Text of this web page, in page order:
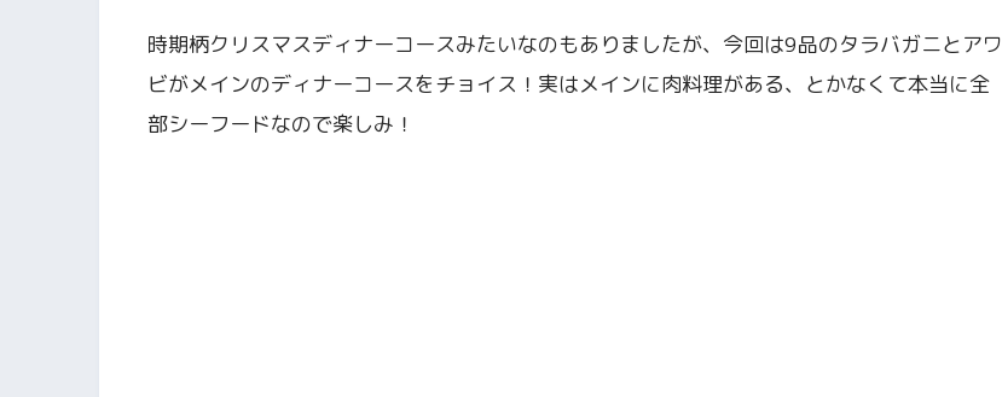
時期柄クリスマスディナーコースみたいなのもありましたが、今回は9品のタラバガニとアワ
ビがメインのディナーコースをチョイス！実はメインに肉料理がある、とかなくて本当に全
部シーフードなので楽しみ！